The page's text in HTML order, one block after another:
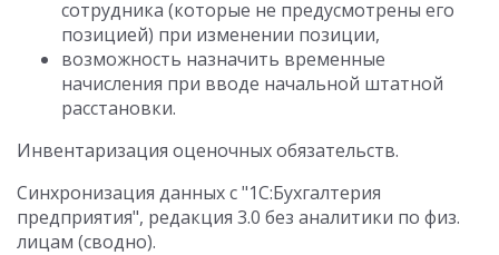
сотрудника (которые не предусмотрены его
позицией) при изменении позиции,
возможность назначить временные
начисления при вводе начальной штатной
расстановки.
Инвентаризация оценочных обязательств.
Синхронизация данных с "1С:Бухгалтерия
предприятия", редакция 3.0 без аналитики по физ.
лицам (сводно).